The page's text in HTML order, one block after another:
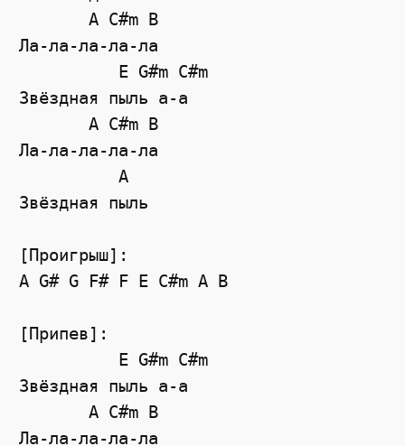
       A C#m B
Ла-ла-ла-ла-ла
          E G#m C#m
Звёздная пыль а-а
       A C#m B
Ла-ла-ла-ла-ла
          A
Звёздная пыль
[Проигрыш]:
A G# G F# F E C#m A B
[Припев]:
          E G#m C#m
Звёздная пыль а-а
       A C#m B
Ла-ла-ла-ла-ла